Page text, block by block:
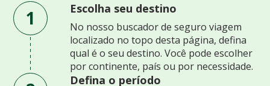
1 Escolha seu destino
No nosso buscador de seguro viagem
localizado no topo desta página, defina
qual é o seu destino. Você pode escolher
por continente, país ou por necessidade.
Defina o período